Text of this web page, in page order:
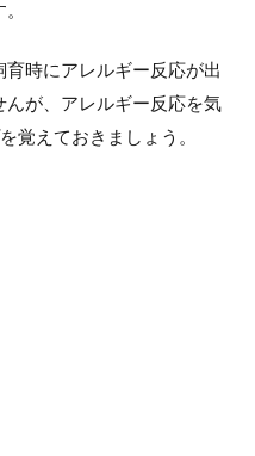
時にアレルギー反応が出
が、アレルギー反応を気
覚えておきましょう。